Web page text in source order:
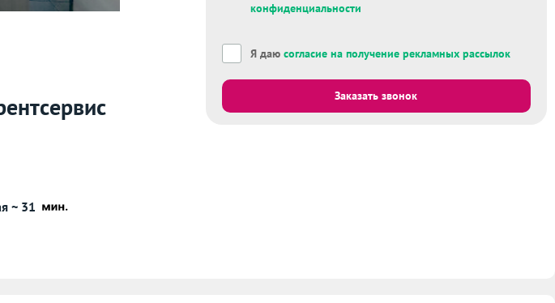
~ 31
конфиденциальности
Я даю согласие на получение рекламных рассылок
Заказать звонок